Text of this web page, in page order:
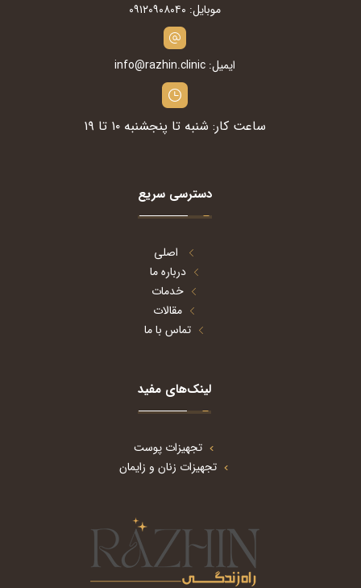
موبایل: ۰۹۱۲۰۹۰۸۰۴۰
ایمیل: info@razhin.clinic
ساعت کار: شنبه تا پنجشنبه ۱۰ تا ۱۹
دسترسی سریع
اصلی
درباره ما
خدمات
مقالات
تماس با ما
لینک‌های مفید
تجهیزات پوست
تجهیزات زنان و زایمان